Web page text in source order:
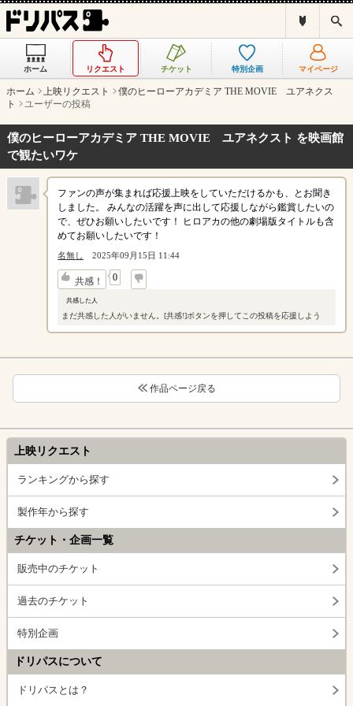
ス
は
ホーム リクエスト チケット 特別企画 マイページ
ホーム 上映リクエスト
僕のヒーローアカデミア THE MOVIE ユアネクス
ト
ユーザーの投稿
僕のヒーローアカデミア THE MOVIE ユアネクスト を映画館
で観たいワケ
ファンの声が集まれば応援上映をしていただけるかも、とお聞き
しました。 みんなの活躍を声に出して応援しながら鑑賞したいの
で、ぜひお願いしたいです！ ヒロアカの他の劇場版タイトルも含
めてお願いしたいです！
名無し 2025年09月15日 11:44
共感！ 0
↓
共感した人
まだ共感した人がいません。[共感!]ボタンを押してこの投稿を応援しよう
作品ページ戻る
上映リクエスト
ランキングから探す
製作年から探す
チケット・企画一覧
販売中のチケット
過去のチケット
特別企画
ドリパスについて
ドリパスとは？